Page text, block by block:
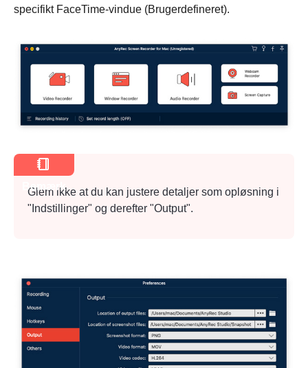
specifikt FaceTime-vindue (Brugerdefineret).
Bemærk
Glem ikke at du kan justere detaljer som opløsning i
"Indstillinger" og derefter "Output".